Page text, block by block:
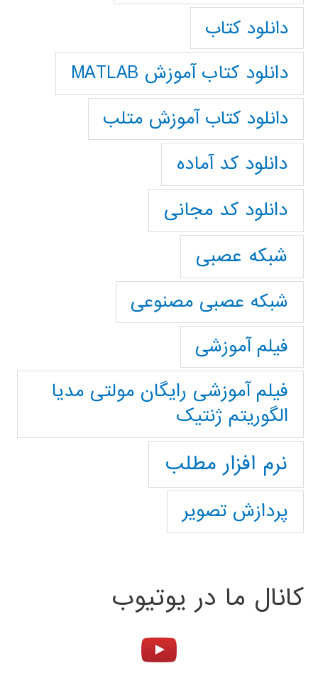
دانلود کتاب
دانلود کتاب آموزش MATLAB
دانلود کتاب آموزش متلب
دانلود کد آماده
دانلود کد مجانی
شبکه عصبی
شبکه عصبی مصنوعی
فیلم آموزشی
فیلم آموزشی رایگان مولتی مدیا
الگوریتم ژنتیک
نرم افزار مطلب
پردازش تصویر
کانال ما در یوتیوب